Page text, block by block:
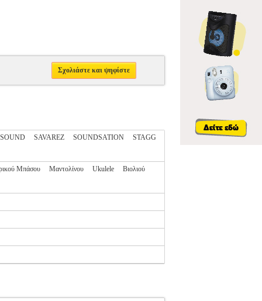
Σχολιάστε και ψηφίστε
SAVAREZ SOUNDSATION
STAGG
Μπάσου Μαντολίνου Ukulele
Βιολιού